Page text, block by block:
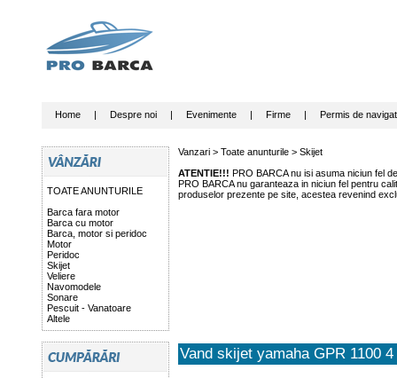
Home| Despre noi| Evenimente| Firme| Permis de
TOATE ANUNTURILE
Barca fara motor
Barca cu motor
Barca, motor si peridoc
Motor
Peridoc
Skijet
Veliere
Navomodele
Sonare
Pescuit - Vanatoare
Altele
Vanzari > Toate anunturile> Skijet
ATENTIE!!! PRO BARCA nu isi asuma niciun fel
PRO BARCA nu garanteaza in niciun fel pentru
produselor prezente pe site, acestea revenind
Vand skijet yamaha GPR 1100